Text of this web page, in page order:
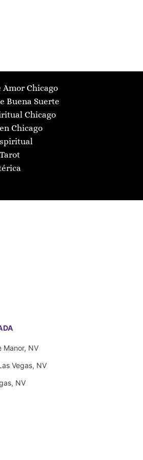
Amor Chicago
Buena Suerte
Chicago
Chicago
Manor, NV
Vegas, NV
NV